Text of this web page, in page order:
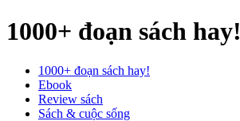
1000+ đoạn sách hay!
1000+ đoạn sách hay!
Ebook
Review sách
Sách & cuộc sống